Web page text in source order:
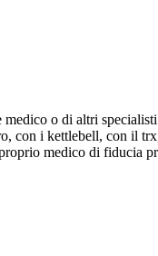
o di altri
con i kettlebell, con il
medico di fiducia